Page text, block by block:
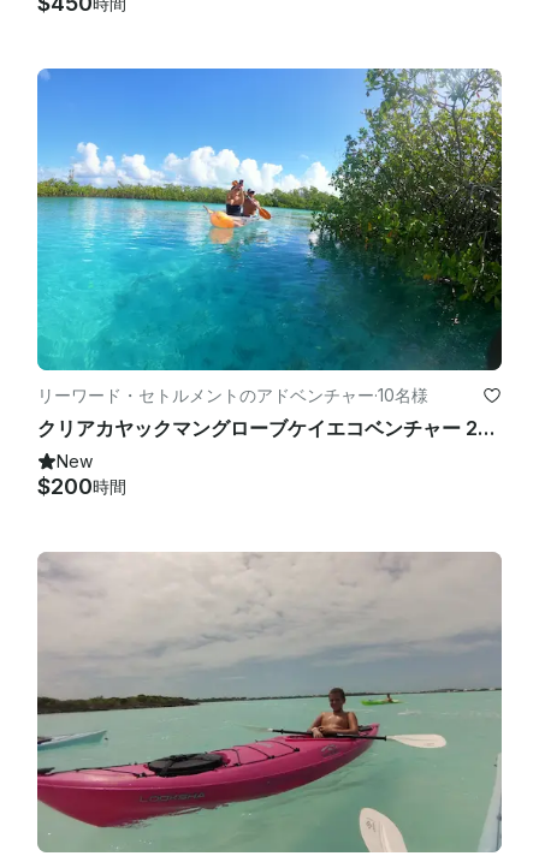
リーワード・セトルメントのアドベンチャー·10名様
クリアカヤックマングローブケイエコベンチャー 2時間ツアー
New
$200時間